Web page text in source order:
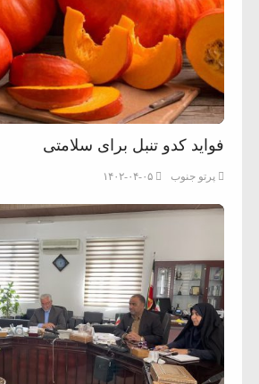
فواید کدو تنبل برای سلامتی
پرتو جنوب ۱۴۰۲-۰۴-۰۵